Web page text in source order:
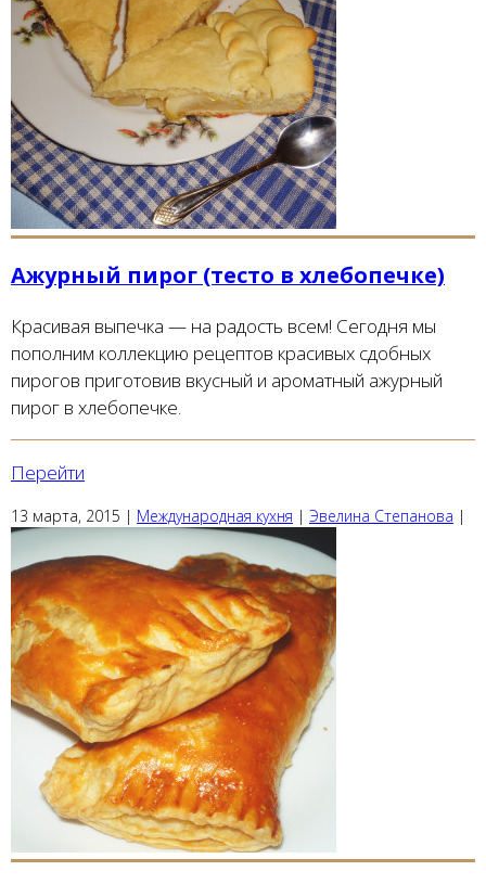
Ажурный пирог (тесто в хлебопечке)
Красивая выпечка — на радость всем! Сегодня мы
пополним коллекцию рецептов красивых сдобных
пирогов приготовив вкусный и ароматный ажурный
пирог в хлебопечке.
Перейти
13 марта, 2015 | Международная кухня | Эвелина Степанова |